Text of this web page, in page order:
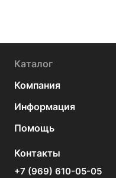
Каталог
Компания
Информация
Помощь
Контакты
+7 (969) 610-05-05